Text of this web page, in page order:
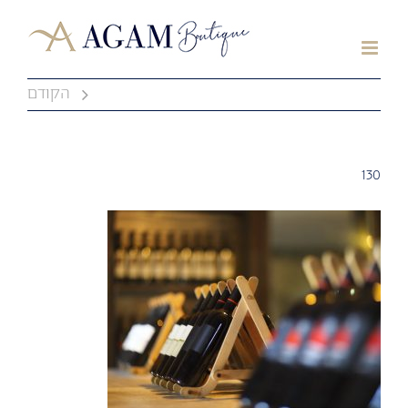
הקודם
130